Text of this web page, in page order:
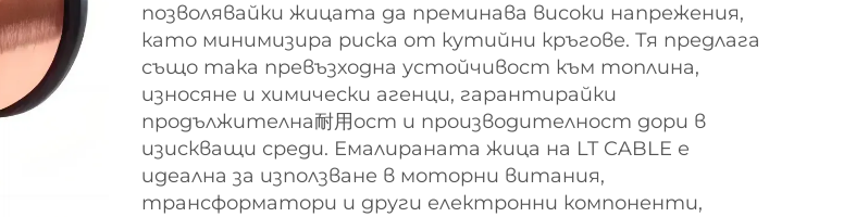
позволявайки жицата да преминава високи напрежения,
като минимизира риска от кутийни кръгове. Тя предлага
също така превъзходна устойчивост към топлина,
износяне и химически агенци, гарантирайки
продължителна耐用ост и производителност дори в
изискващи среди. Емалираната жица на LT CABLE е
идеална за използване в моторни витания,
трансформатори и други електронни компоненти,